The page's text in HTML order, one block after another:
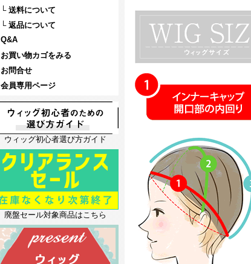
└ 送料について
└ 返品について
Q&A
お買い物カゴをみる
お問合せ
会員専用ページ
ウィッグ初心者選び方ガイド
廃盤セール対象商品はこちら